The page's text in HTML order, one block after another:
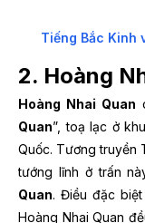
Tiếng Bắc Kinh
2. Hoàng
Hoàng Nhai Quan
Quan”, toạ lạc ở
Quốc. Tương truyền
tướng lĩnh ở trấn
Quan. Điều đặc
Hoàng Nhai Quan